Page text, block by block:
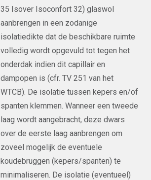
35 Isover Isoconfort 32) glaswol
aanbrengen in een zodanige
isolatiedikte dat de beschikbare ruimte
volledig wordt opgevuld tot tegen het
onderdak indien dit capillair en
dampopen is (cfr. TV 251 van het
WTCB). De isolatie tussen kepers en/of
spanten klemmen. Wanneer een tweede
laag wordt aangebracht, deze dwars
over de eerste laag aanbrengen om
zoveel mogelijk de eventuele
koudebruggen (kepers/spanten) te
minimaliseren. De isolatie (eventueel)